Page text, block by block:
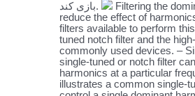
بازی کند.
Filtering the
reduce the effect of
filters available to perform
tuned notch filter and the
commonly used devices. –
single-tuned or notch filter
harmonics at a particular
illustrates a common single-